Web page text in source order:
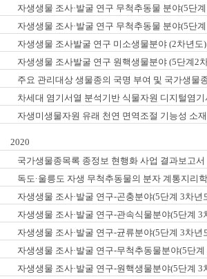
자생생물 조사·발굴 연구 무척추동물 분야(5단
록/신종 발굴표
자생생물 조사·발굴 연구 무척추동물 분야(5단
자생생물 조사발굴 연구 미소생물분야 (2차년도)
자생생물 조사발굴 연구 원핵생물분야 (5단계2
주요 관리대상 생물종의 국명 부여 및 국가생물
차세대 염기서열 분석기반 식물자원 디지털염
도)
자생미생물자원 유래 천연 면역조절 기능성 소
2020
국가생물종목록 종정보 현행화 사업 결과보고서
독도·울릉도 자생 무척추동물의 분자 계통지리
자생생물 조사·발굴 연구-곤충분야(5단계 3차년
자생생물 조사·발굴 연구-관속식물분야(5단계 3
자생생물 조사·발굴 연구-균류분야(5단계 3차년
자생생물 조사·발굴 연구-무척추동물분야(5단
자생생물 조사·발굴 연구-원핵생물분야(5단계 3